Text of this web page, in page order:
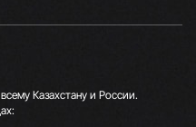
Казахстану и России.